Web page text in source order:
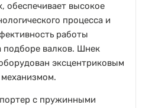
обеспечивает высокое
процесса и
работы
подборе валков. Шнек
эксцентриковым
с пружинными